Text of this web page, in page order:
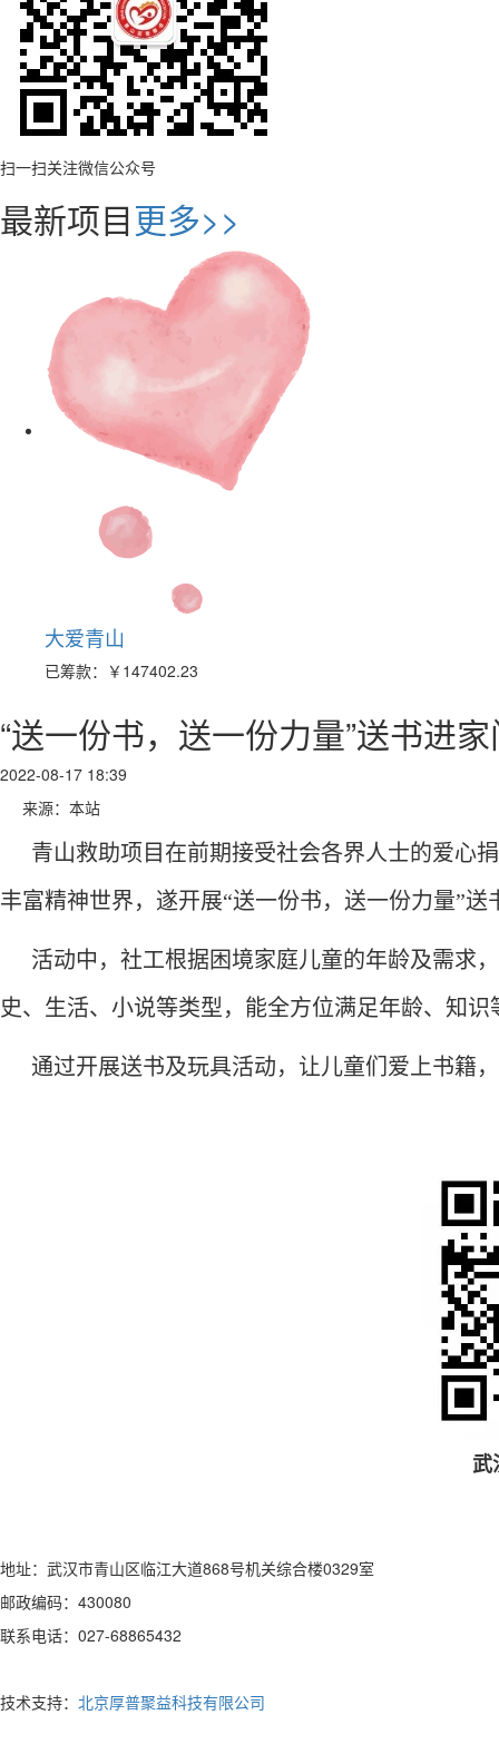
扫一扫关注微信公众号
最新项目更多>>
大爱青山
已筹款： ￥147402.23
“送一份书，送一份力量”送书进
2022-08-17 18:39
来源：本站
青山救助项目在前期接受社会各界人士的爱心
丰富精神世界，遂开展“送一份书，送一份力量”送
活动中，社工根据困境家庭儿童的年龄及需求
史、生活、小说等类型，能全方位满足年龄、知
通过开展送书及玩具活动，让儿童们爱上书籍
武
地址：武汉市青山区临江大道868号机关综合楼0329室
邮政编码：430080
联系电话：027-68865432
技术支持： 北京厚普聚益科技有限公司